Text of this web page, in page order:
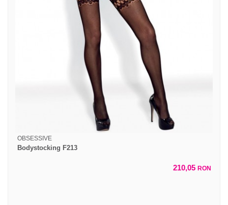
OBSESSIVE
Bodystocking F213
210,05 RON